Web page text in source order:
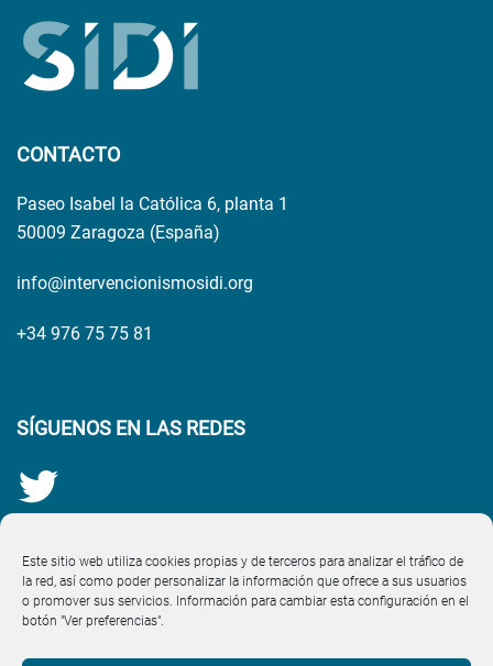
Este sitio web utiliza cookies propias y de terceros para analizar el tráfico de
la red, así como poder personalizar la información que ofrece a sus usuarios
o promover sus servicios. Información para cambiar esta configuración en el
botón "Ver preferencias".
CONTACTO
Paseo Isabel la Católica 6, planta 1
50009 Zaragoza (España)
info@intervencionismosidi.org
+34 976 75 75 81
SÍGUENOS EN LAS REDES